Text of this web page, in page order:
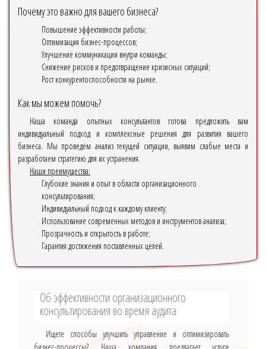
Почему это важно для вашего бизнеса?
Повышение эффективности работы;
Оптимизация бизнес-процессов;
Улучшение коммуникации внутри команды;
Снижение рисков и предотвращение кризисных ситуаций;
Рост конкурентоспособности на рынке.
Как мы можем помочь?
Наша команда опытных консультантов готова предложить вам
индивидуальный подход и комплексные решения для развития вашего
бизнеса. Мы проведём анализ текущей ситуации, выявим слабые места и
разработаем стратегию для их устранения.
Наши преимущества:
Глубокие знания и опыт в области организационного
консультирования;
Индивидуальный подход к каждому клиенту;
Использование современных методов и инструментов анализа;
Прозрачность и открытость в работе;
Гарантия достижения поставленных целей.
Об эффективности организационного
консультирования во время аудита
Ищете способы улучшить управление и оптимизировать